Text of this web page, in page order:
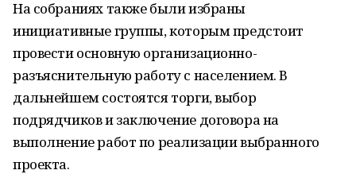
На собраниях также были избраны
инициативные группы, которым предстоит
провести основную организационно-
разъяснительную работу с населением. В
дальнейшем состоятся торги, выбор
подрядчиков и заключение договора на
выполнение работ по реализации выбранного
проекта.